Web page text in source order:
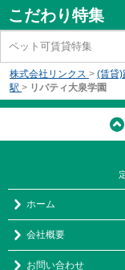
こだわり特集
ペット可賃貸特集
株式会社リンクス > (賃貸)
駅 > リバティ大泉学園
ホーム
会社概要
お問い合わせ